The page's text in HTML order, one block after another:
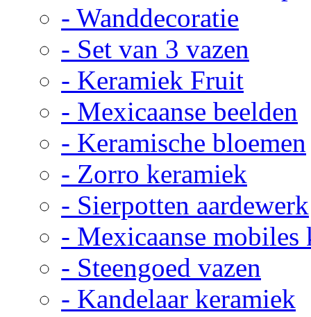
- Wanddecoratie
- Set van 3 vazen
- Keramiek Fruit
- Mexicaanse beelden
- Keramische bloemen
- Zorro keramiek
- Sierpotten aardewerk
- Mexicaanse mobiles
- Steengoed vazen
- Kandelaar keramiek